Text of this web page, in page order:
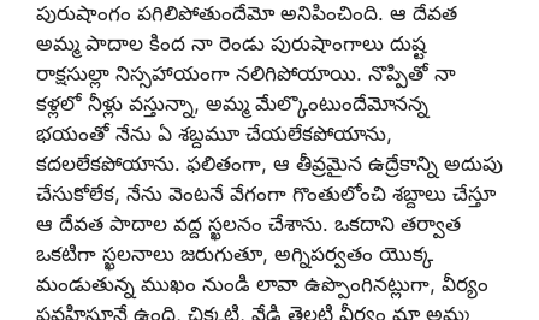
పురుషాంగం పగిలిపోతుందేమో అనిపించింది. ఆ దేవత
అమ్మ పాదాల కింద నా రెండు పురుషాంగాలు దుష్ట
రాక్షసుల్లా నిస్సహాయంగా నలిగిపోయాయి. నొప్పితో నా
కళ్లలో నీళ్లు వస్తున్నా, అమ్మ మేల్కొంటుందేమోనన్న
భయంతో నేను ఏ శబ్దమూ చేయలేకపోయాను,
కదలలేకపోయాను. ఫలితంగా, ఆ తీవ్రమైన ఉద్రేకాన్ని అదుపు
చేసుకోలేక, నేను వెంటనే వేగంగా గొంతులోంచి శబ్దాలు చేస్తూ
ఆ దేవత పాదాల వద్ద స్ఖలనం చేశాను. ఒకదాని తర్వాత
ఒకటిగా స్ఖలనాలు జరుగుతూ, అగ్నిపర్వతం యొక్క
మండుతున్న ముఖం నుండి లావా ఉప్పొంగినట్లుగా, వీర్యం
ప్రవహిస్తూనే ఉంది, చిక్కటి, వేడి తెల్లటి వీర్యం మా అమ్మ